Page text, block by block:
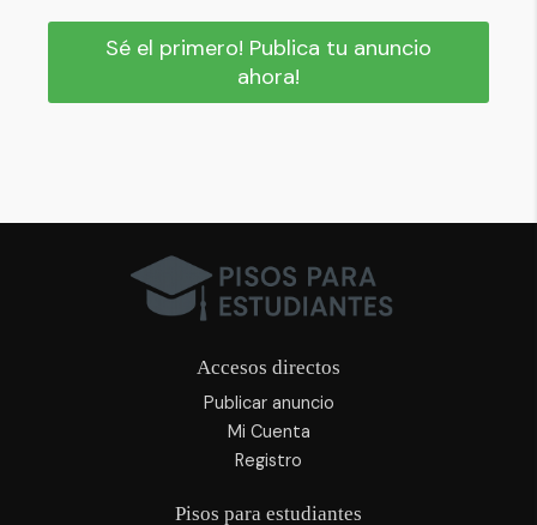
Sé el primero! Publica tu anuncio
ahora!
Accesos directos
Publicar anuncio
Mi Cuenta
Registro
Pisos para estudiantes